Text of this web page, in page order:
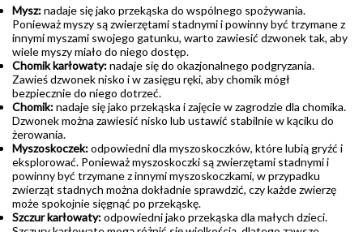
Mysz:nadaje się jako przekąska do wspólnego spożywania.
Ponieważ myszy są zwierzętami stadnymi i powinny być trzymane z
innymi myszami swojego gatunku, warto zawiesić dzwonek tak, aby
wiele myszy miało do niego dostęp.
Chomik karłowaty:nadaje się do okazjonalnego podgryzania.
Zawieś dzwonek nisko i w zasięgu ręki, aby chomik mógł
bezpiecznie do niego dotrzeć.
Chomik:nadaje się jako przekąska i zajęcie w zagrodzie dla chomika.
Dzwonek można zawiesić nisko lub ustawić stabilnie w kąciku do
żerowania.
Myszoskoczek:odpowiedni dla myszoskoczków, które lubią gryźć i
eksplorować. Ponieważ myszoskoczki są zwierzętami stadnymi i
powinny być trzymane z innymi myszoskoczkami, w przypadku
zwierząt stadnych można dokładnie sprawdzić, czy każde zwierzę
może spokojnie sięgnąć po przekąskę.
Szczur karłowaty:odpowiedni jako przekąska dla małych dzieci.